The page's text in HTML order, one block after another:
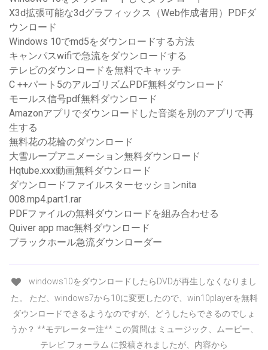
X3d拡張可能な3dグラフィックス（Web作成者用）PDFダ
ウンロード
Windows 10でmd5をダウンロードする方法
キャンパスwifiで急流をダウンロードする
テレビのダウンロードを無料でキャッチ
C ++パート5のアルゴリズムPDF無料ダウンロード
モールス信号pdf無料ダウンロード
Amazonアプリでダウンロードした音楽を別のアプリで再
生する
無料花の花輪のダウンロード
大雪ループアニメーション無料ダウンロード
Hqtube.xxx動画無料ダウンロード
ダウンロードファイルスターセッションnita
008.mp4.part1.rar
PDFファイルの無料ダウンロードを組み合わせる
Quiver app mac無料ダウンロード
ブラックホール急流ダウンローダー
windows10をダウンロードしたらDVDが再生しなくなりまし
た。 ただ、windows7から10に変更したので、win10playerを無料
ダウンロードできるようなのですが、どうしたらできるのでしょ
うか？ **モデレーター注** この質問は ミュージック、ムービー、
テレビ フォーラム に投稿されましたが、内容から